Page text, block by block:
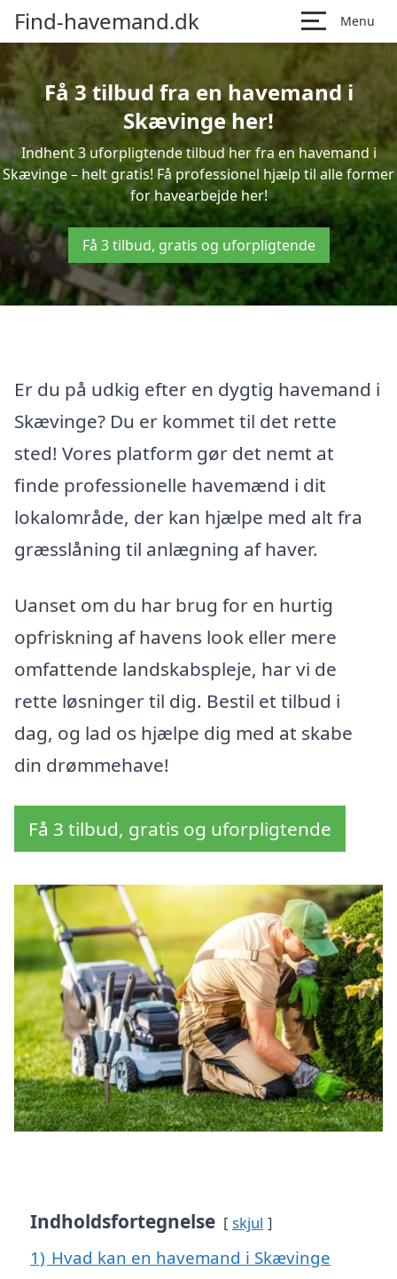
Find-havemand.dk Menu
Få 3 tilbud fra en havemand i
Skævinge her!
Indhent 3 uforpligtende tilbud her fra en havemand i
Skævinge – helt gratis! Få professionel hjælp til alle former
for havearbejde her!
Få 3 tilbud, gratis og uforpligtende
Er du på udkig efter en dygtig havemand i
Skævinge? Du er kommet til det rette
sted! Vores platform gør det nemt at
finde professionelle havemænd i dit
lokalområde, der kan hjælpe med alt fra
græsslåning til anlægning af haver.
Uanset om du har brug for en hurtig
opfriskning af havens look eller mere
omfattende landskabspleje, har vi de
rette løsninger til dig. Bestil et tilbud i
dag, og lad os hjælpe dig med at skabe
din drømmehave!
Få 3 tilbud, gratis og uforpligtende
Indholdsfortegnelse skjul
1) Hvad kan en havemand i Skævinge